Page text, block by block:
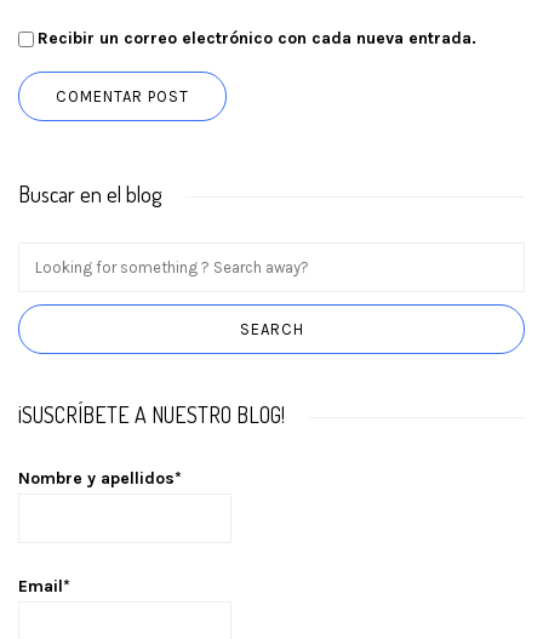
Recibir un correo electrónico con cada nueva entrada.
Buscar en el blog
¡SUSCRÍBETE A NUESTRO BLOG!
Nombre y apellidos*
Email*